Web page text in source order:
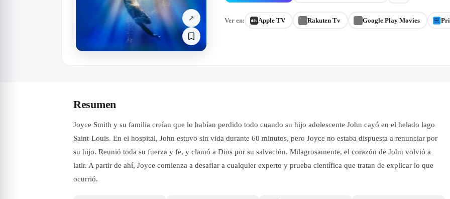
↗ Ver en: Apple TV Rakuten Tv Google Play Movies
Resumen
Joyce Smith y su familia creían que lo habían perdido todo cuando su hijo adolescente John cayó en el helado lago
Saint-Louis. En el hospital, John estuvo sin vida durante 60 minutos, pero Joyce no estaba dispuesta a renunciar por
su hijo. Reunió toda su fuerza y fe, y clamó a Dios por su salvación. Milagrosamente, el corazón de John volvió a
latir. A partir de ahí, Joyce comienza a desafiar a cualquier experto y prueba científica que tratan de explicar lo que
ocurrió.